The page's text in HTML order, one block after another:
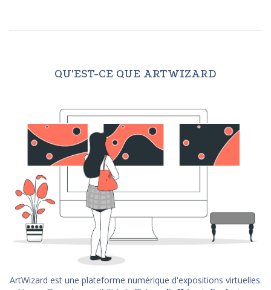
QU'EST-CE QUE ARTWIZARD
ArtWizard est une plateforme numérique d'expositions virtuelles.